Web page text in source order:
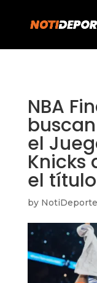
NBA
el
Knicks
el título
by